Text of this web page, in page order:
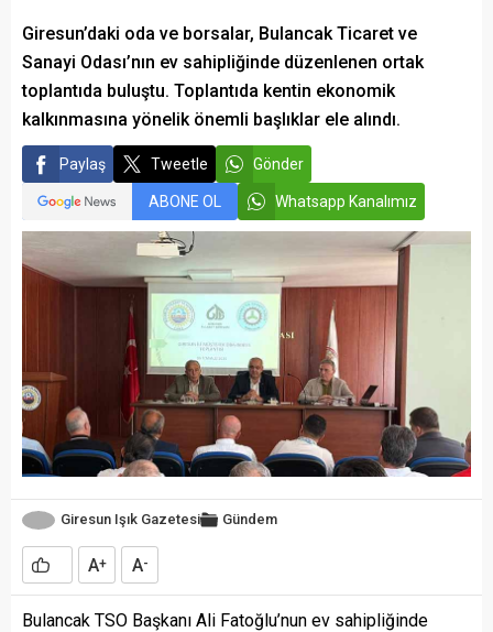
Giresun’daki oda ve borsalar, Bulancak Ticaret ve
Sanayi Odası’nın ev sahipliğinde düzenlenen ortak
toplantıda buluştu. Toplantıda kentin ekonomik
kalkınmasına yönelik önemli başlıklar ele alındı.
Paylaş Tweetle Gönder
ABONE OL Whatsapp Kanalımız
Giresun Işık Gazetesi Gündem
A+ A-
Bulancak TSO Başkanı Ali Fatoğlu’nun ev sahipliğinde